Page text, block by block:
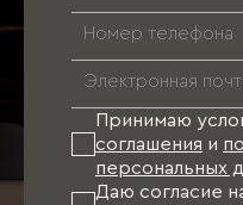
Принимаю
соглашения и
персональных
Даю согласие